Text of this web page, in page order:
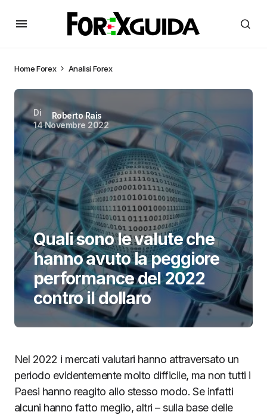
HomeForex Analisi Forex
Di
Roberto Rais
14 Novembre 2022
Quali sono le valute che
hanno avuto la peggiore
performance del 2022
contro il dollaro
Nel 2022 i mercati valutari hanno attraversato un
periodo evidentemente molto difficile, ma non tutti i
Paesi hanno reagito allo stesso modo. Se infatti
alcuni hanno fatto meglio, altri – sulla base delle